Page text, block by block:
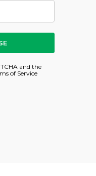
and the
of Service